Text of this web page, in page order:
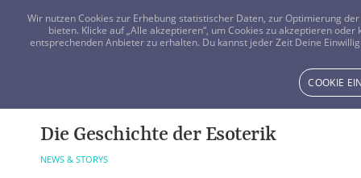
Die Geschichte der Esoterik
NEWS & STORYS
Wir nutzen Cookies zur Erhebung statistischer Daten, zur Optimierung
bieten. Klicke auf „Alle akzeptieren“, um Cookies zu akzeptieren
entsprechenden Anbieter zu erhalten. Du kannst jeder Zeit Deine
COOKIE